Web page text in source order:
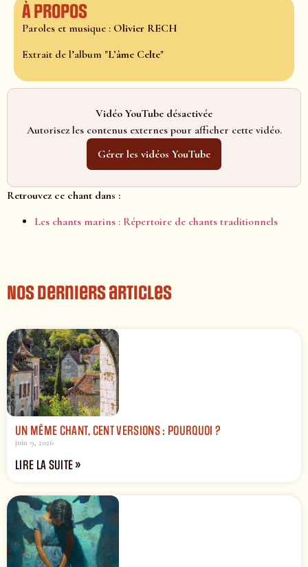
À propos
Paroles et musique : Olivier RECH
Extrait de l’album "L’âme Celte"
Vidéo YouTube désactivée
Autorisez les contenus externes pour afficher cette vidéo.
Gérer les vidéos YouTube
Retrouvez ce chant dans :
Les chants marins : Répertoire de chants traditionnels
Nos derniers articles
UN MÊME CHANT, CENT VERSIONS : POURQUOI ?
juin 9, 2026
LIRE LA SUITE »